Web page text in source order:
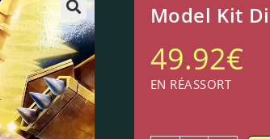
Model Kit
49.92€
EN RÉASSORT